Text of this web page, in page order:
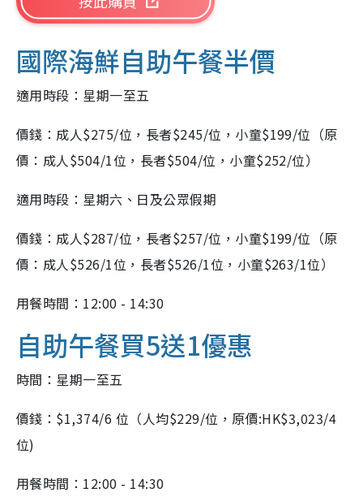
國際海鮮自助午餐半價
適用時段：星期一至五
價錢：成人$275/位，長者$245/位，小童$199/位（原
價：成人$504/1位，長者$504/位，小童$252/位）
適用時段：星期六、日及公眾假期
價錢：成人$287/位，長者$257/位，小童$199/位（原
價：成人$526/1位，長者$526/1位，小童$263/1位）
用餐時間：12:00 - 14:30
自助午餐買5送1優惠
時間：星期一至五
價錢：$1,374/6 位（人均$229/位，原價:HK$3,023/4
位)
用餐時間：12:00 - 14:30